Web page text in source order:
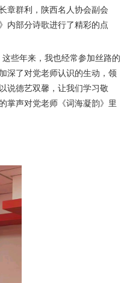
章群利，陕西名人协会副会
内部分诗歌进行了精彩的点
些年来，我也经常参加丝路的
深了对党老师认识的生动，领
说德艺双馨，让我们学习敬
掌声对党老师《词海凝韵》里